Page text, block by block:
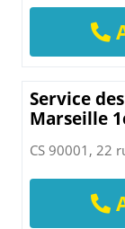
Service
Marseille
CS 90001, 22